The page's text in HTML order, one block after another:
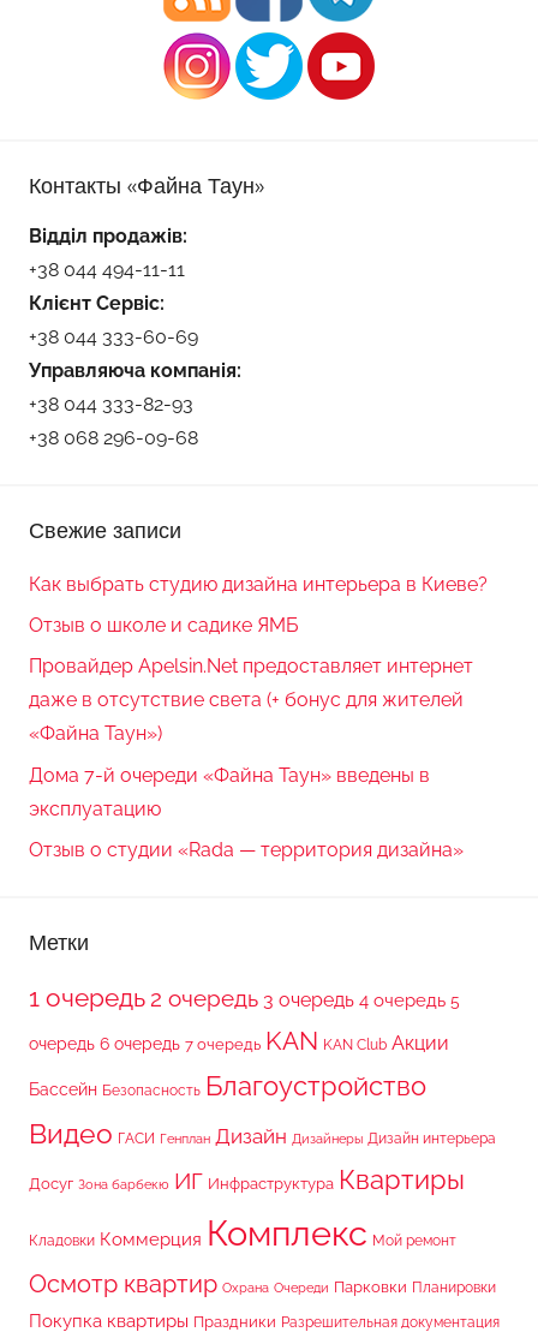
Контакты «Файна Таун»
Відділ продажів:
+38 044 494-11-11
Клієнт Сервіс:
+38 044 333-60-69
Управляюча компанія:
+38 044 333-82-93
+38 068 296-09-68
Свежие записи
Как выбрать студию дизайна интерьера в Киеве?
Отзыв о школе и садике ЯМБ
Провайдер Apelsin.Net предоставляет интернет
даже в отсутствие света (+ бонус для жителей
«Файна Таун»)
Дома 7-й очереди «Файна Таун» введены в
эксплуатацию
Отзыв о студии «Rada — территория дизайна»
Метки
1 очередь2 очередь 3 очередь 4 очередь 5
очередь 6 очередь 7 очередь KAN KAN Club Акции
Бассейн Безопасность Благоустройство
Видео ГАСИ Генплан Дизайн Дизайнеры Дизайн интерьера
Досуг Зона барбекю ИГ Инфраструктура Квартиры
Кладовки Коммерция Комплекс Мой ремонт
Осмотр квартир Охрана Очереди Парковки Планировки
Покупка квартиры Праздники Разрешительная документация